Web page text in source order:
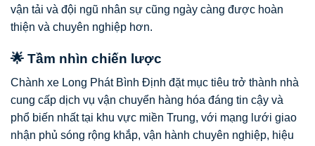
vận tải và đội ngũ nhân sự cũng ngày càng được hoàn
thiện và chuyên nghiệp hơn.
🌟 Tầm nhìn chiến lược
Chành xe Long Phát Bình Định đặt mục tiêu trở thành nhà
cung cấp dịch vụ vận chuyển hàng hóa đáng tin cậy và
phổ biến nhất tại khu vực miền Trung, với mạng lưới giao
nhận phủ sóng rộng khắp, vận hành chuyên nghiệp, hiệu